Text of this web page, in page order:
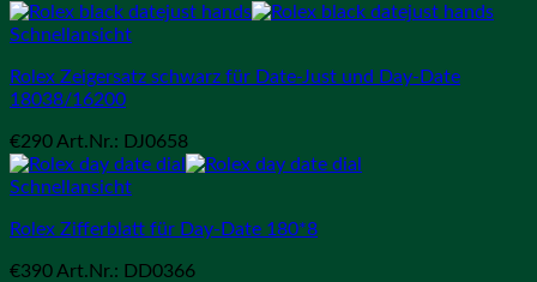
Schnellansicht
Rolex Zeigersatz schwarz für Date-Just und Day-Date
18038/16200
€290 Art.Nr.: DJ0658
Schnellansicht
Rolex Zifferblatt für Day-Date 180*8
€390 Art.Nr.: DD0366